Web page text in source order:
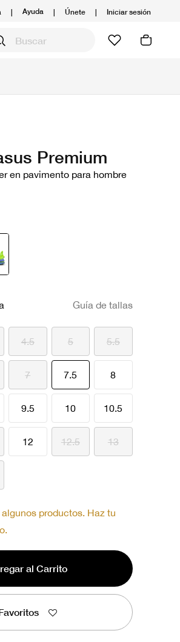
| Ayuda | Únete | Iniciar sesión
Premium
en pavimento para hombre
Guía de tallas
4.5 5 5.5
7 7.5seleccionado
8
9.5 10 10.5
12 12.5 13
productos. Haz tu
al Carrito